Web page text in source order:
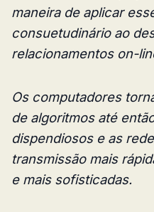
maneira de aplicar
consuetudinário ao
relacionamentos on-
Os computadores
de algoritmos até
dispendiosos e as
transmissão mais
e mais sofisticadas.